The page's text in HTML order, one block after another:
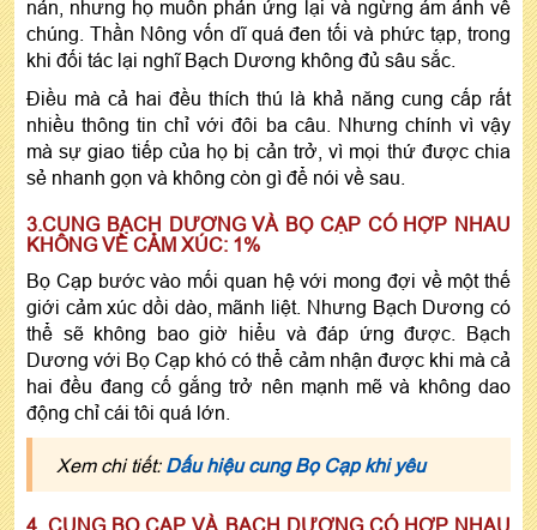
nản, nhưng họ muốn phản ứng lại và ngừng ám ảnh về
chúng. Thần Nông vốn dĩ quá đen tối và phức tạp, trong
khi đối tác lại nghĩ Bạch Dương không đủ sâu sắc.
Điều mà cả hai đều thích thú là khả năng cung cấp rất
nhiều thông tin chỉ với đôi ba câu. Nhưng chính vì vậy
mà sự giao tiếp của họ bị cản trở, vì mọi thứ được chia
sẻ nhanh gọn và không còn gì để nói về sau.
3.CUNG BẠCH DƯƠNG VÀ BỌ CẠP CÓ HỢP NHAU
KHÔNG VỀ CẢM XÚC: 1%
Bọ Cạp bước vào mối quan hệ với mong đợi về một thế
giới cảm xúc dồi dào, mãnh liệt. Nhưng Bạch Dương có
thể sẽ không bao giờ hiểu và đáp ứng được. Bạch
Dương với Bọ Cạp khó có thể cảm nhận được khi mà cả
hai đều đang cố gắng trở nên mạnh mẽ và không dao
động chỉ cái tôi quá lớn.
Xem chi tiết: Dấu hiệu cung Bọ Cạp khi yêu
4. CUNG BỌ CẠP VÀ BẠCH DƯƠNG CÓ HỢP NHAU